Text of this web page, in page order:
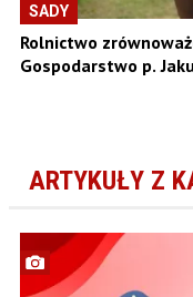
SADY
Rolnictwo
Gospodarstwo p.
ARTYKUŁY Z